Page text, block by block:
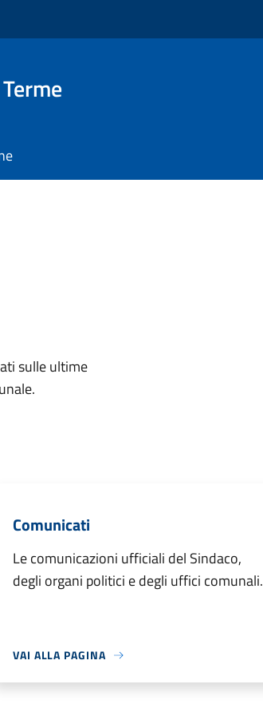
sulle ultime
Comunicati
Le comunicazioni ufficiali del Sindaco,
degli organi politici e degli uffici comunali.
VAI ALLA PAGINA